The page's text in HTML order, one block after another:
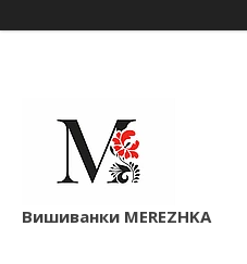
Вишиванки MEREZHKA